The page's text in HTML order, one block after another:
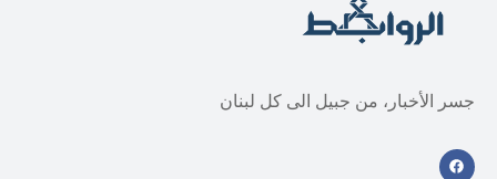
جسر الأخبار، من جبيل الى كل لبنان